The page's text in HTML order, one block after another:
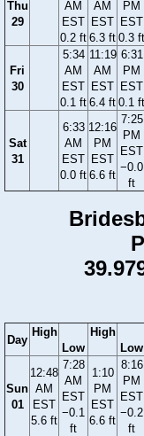
Thu
29
AM
EST
0.2 ft
AM
EST
6.3 ft
PM
EST
0.3 ft
Fri
30
5:34
AM
EST
0.1 ft
11:19
AM
EST
6.4 ft
6:31
PM
EST
0.1 ft
Sat
31
6:33
AM
EST
0.0 ft
12:16
PM
EST
6.6 ft
7:25
PM
EST
−0.0
ft
Day
High
Low
High
Low
Sun
01
12:48
AM
EST
5.6 ft
7:28
AM
EST
−0.1
ft
1:10
PM
EST
6.6 ft
8:16
PM
EST
−0.2
ft